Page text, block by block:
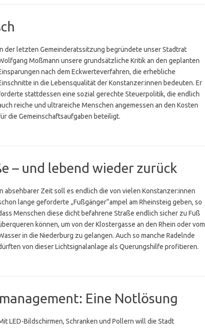
der letzten Gemeinderatssitzung begründete unser Stadtrat
Moßmann unsere grundsätzliche Kritik an den geplanten
nach dem Eckwerteverfahren, die erhebliche
in die Lebensqualität der Konstanzer:innen bedeuten. Er
stattdessen eine sozial gerechte Steuerpolitik, die endlich
reiche und ultrareiche Menschen angemessen an den Kosten
die Gemeinschaftsaufgaben beteiligt.
– und lebend wieder zurück
absehbarer Zeit soll es endlich die von vielen Konstanzer:innen
lange geforderte „Fußgänger“ampel am Rheinsteig geben, so
Menschen diese dicht befahrene Straße endlich sicher zu Fuß
können, um von der Klostergasse an den Rhein oder vom
in die Niederburg zu gelangen. Auch so manche Radelnde
von dieser Lichtsignalanlage als Querungshilfe profitieren.
Eine Notlösung
LED-Bildschirmen, Schranken und Pollern will die Stadt